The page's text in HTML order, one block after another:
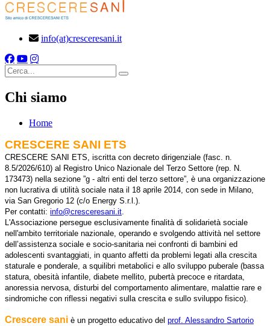
info(at)cresceresani.it
Cerca
Chi siamo
Home
CRESCERE SANI ETS
CRESCERE SANI ETS, iscritta con decreto dirigenziale (fasc. n.
8.5/2026/610) al Registro Unico Nazionale del Terzo Settore (rep. N.
173473) nella sezione ”g - altri enti del terzo settore”, è una organizzazione
non lucrativa di utilità sociale nata il 18 aprile 2014, con sede in Milano,
via San Gregorio 12 (c/o Energy S.r.l.).
Per contatti: info@cresceresani.it
L'Associazione persegue esclusivamente finalità di solidarietà sociale
nell'ambito territoriale nazionale, operando e svolgendo attività nel settore
dell’assistenza sociale e socio-sanitaria nei confronti di bambini ed
adolescenti svantaggiati, in quanto affetti da problemi legati alla crescita
staturale e ponderale, a squilibri metabolici e allo sviluppo puberale (bassa
statura, obesità infantile, diabete mellito, pubertà precoce e ritardata,
anoressia nervosa, disturbi del comportamento alimentare, malattie rare e
sindromiche con riflessi negativi sulla crescita e sullo sviluppo fisico).
Crescere sani è un progetto educativo del prof. Alessandro Sartorio